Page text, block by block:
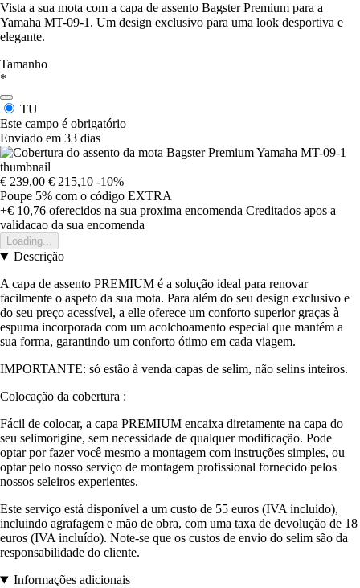
Vista a sua mota com a capa de assento Bagster Premium para a
Yamaha MT-09-1. Um design exclusivo para uma look desportiva e
elegante.
Tamanho
*
TU
Este campo é obrigatório
Enviado em 33 dias
€ 239,00 € 215,10 -10%
Poupe 5% com o código EXTRA
+€ 10,76 oferecidos na sua proxima encomenda Creditados apos a
validacao da sua encomenda
Loading...
Descrição
A capa de assento PREMIUM é a solução ideal para renovar
facilmente o aspeto da sua mota. Para além do seu design exclusivo e
do seu preço acessível, a elle oferece um conforto superior graças à
espuma incorporada com um acolchoamento especial que mantém a
sua forma, garantindo um conforto ótimo em cada viagem.
IMPORTANTE: só estão à venda capas de selim, não selins inteiros.
Colocação da cobertura :
Fácil de colocar, a capa PREMIUM encaixa diretamente na capa do
seu selimorigine, sem necessidade de qualquer modificação. Pode
optar por fazer você mesmo a montagem com instruções simples, ou
optar pelo nosso serviço de montagem profissional fornecido pelos
nossos seleiros experientes.
Este serviço está disponível a um custo de 55 euros (IVA incluído),
incluindo agrafagem e mão de obra, com uma taxa de devolução de 18
euros (IVA incluído). Note-se que os custos de envio do selim são da
responsabilidade do cliente.
Informações adicionais